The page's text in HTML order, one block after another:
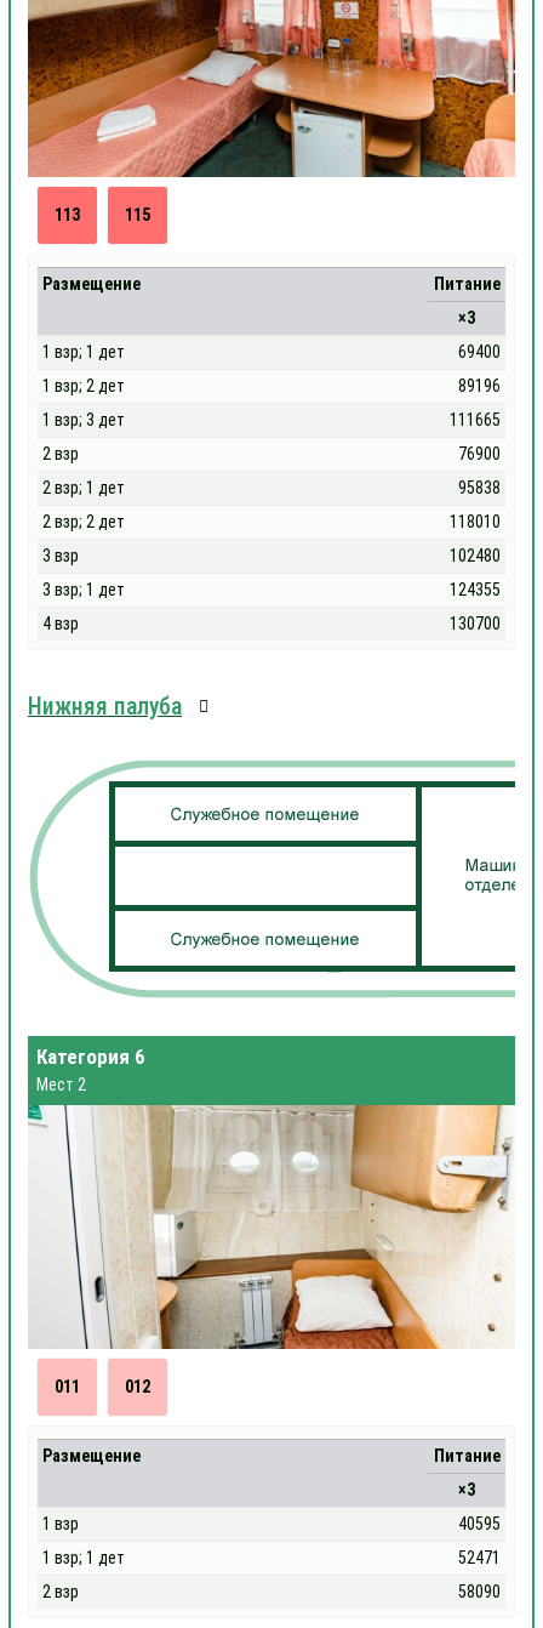
113 115
Размещение
Питание
×3
1 взр; 1 дет
69400
1 взр; 2 дет
89196
1 взр; 3 дет
111665
2 взр
76900
2 взр; 1 дет
95838
2 взр; 2 дет
118010
3 взр
102480
3 взр; 1 дет
124355
4 взр
130700
Нижняя палуба
Категория 6
Мест 2
011 012
Размещение
Питание
×3
1 взр
40595
1 взр; 1 дет
52471
2 взр
58090